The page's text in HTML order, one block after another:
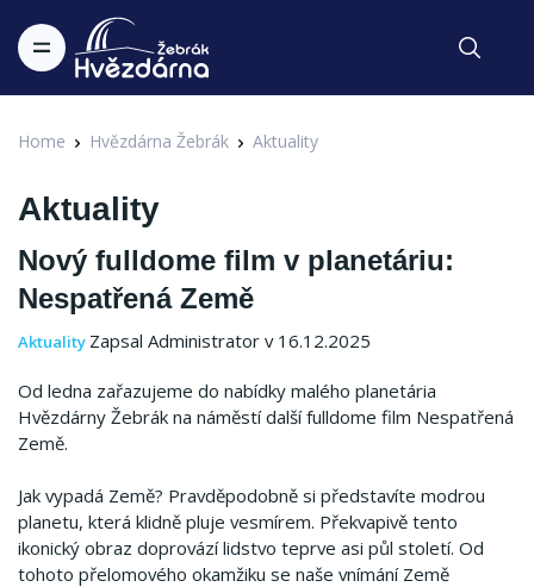
Home Hvězdárna Žebrák Aktuality
Aktuality
Nový fulldome film v planetáriu:
Nespatřená Země
Aktuality Zapsal Administrator v 16.12.2025
Od ledna zařazujeme do nabídky malého planetária
Hvězdárny Žebrák na náměstí další fulldome film Nespatřená
Země.
Jak vypadá Země? Pravděpodobně si představíte modrou
planetu, která klidně pluje vesmírem. Překvapivě tento
ikonický obraz doprovází lidstvo teprve asi půl století. Od
tohoto přelomového okamžiku se naše vnímání Země